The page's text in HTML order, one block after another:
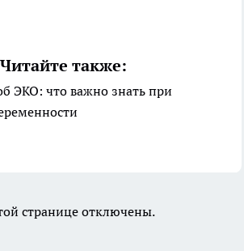
Читайте также:
ЭКО: что важно знать при
странице отключены.